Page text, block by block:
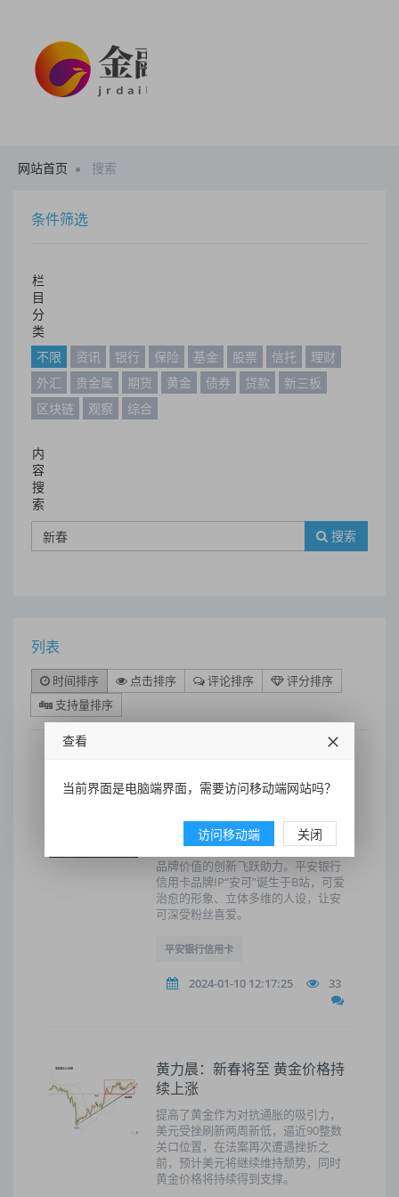
网站首页 搜索
条件筛选
栏
目
分
类
不限
资讯 银行 保险 基金 股票 信托
理财
外汇
贵金属 期货 黄金 债券 贷款
新三板
区块链
观察 综合
内
容
搜
索
搜索
列表
时间排序 点击排序 评论排序
评分排序
支持量排序
“超级88·龙腾福跃” 平安银行信
在新春活动中融入品牌IP形象，不仅
能迅速拉近和消费者的距离，更能为
品牌价值的创新飞跃助力。平安银行
信用卡品牌IP“安可”诞生于B站，可爱
治愈的形象、立体多维的人设，让安
可深受粉丝喜爱。
平安银行信用卡
2024-01-10 12:17:25 33
黄力晨：新春将至 黄金价格持
续上涨
提高了黄金作为对抗通胀的吸引力，
美元受挫刷新两周新低，逼近90整数
关口位置，在法案再次遭遇挫折之
前，预计美元将继续维持颓势，同时
黄金价格将持续得到支撑。
查看
当前界面是电脑端界面，需要访问移动端网站吗？
访问移动端 关闭